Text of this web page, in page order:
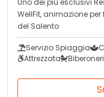
Uno dei più esclusivi
WellFit, animazione
del Salento
Servizio Spiaggia
Attrezzata